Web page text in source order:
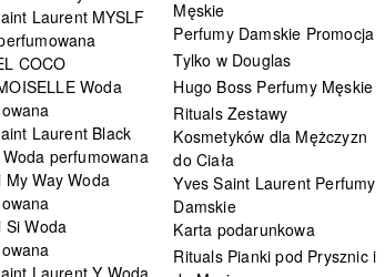
Laurent MYSLF
COCO
Woda
Laurent Black
perfumowana
My Way Woda
Si Woda
Laurent Y Woda
Męskie
Perfumy Damskie Promocja
Tylko w Douglas
Hugo Boss Perfumy Męskie
Rituals Zestawy
Kosmetyków dla Mężczyzn
do Ciała
Yves Saint Laurent Perfumy
Damskie
Karta podarunkowa
Rituals Pianki pod Prysznic i